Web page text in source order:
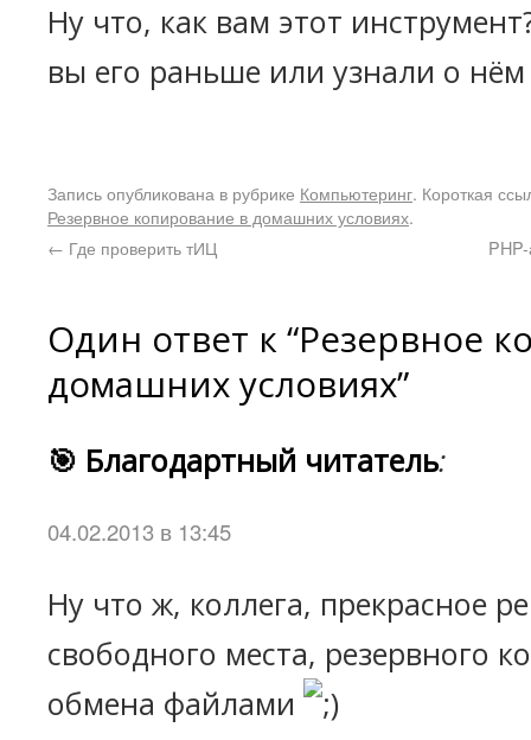
Ну что, как вам этот
вы его раньше или узнали о нём
Запись опубликована в рубрике Компьютеринг. Короткая
Резервное копирование в домашних условиях.
← Где проверить тИЦ
Один ответ к “Резервное
домашних условиях”
🎯 Благодартный читатель:
04.02.2013 в 13:45
Ну что ж, коллега, прекрасное
свободного места, резервного
обмена файлами